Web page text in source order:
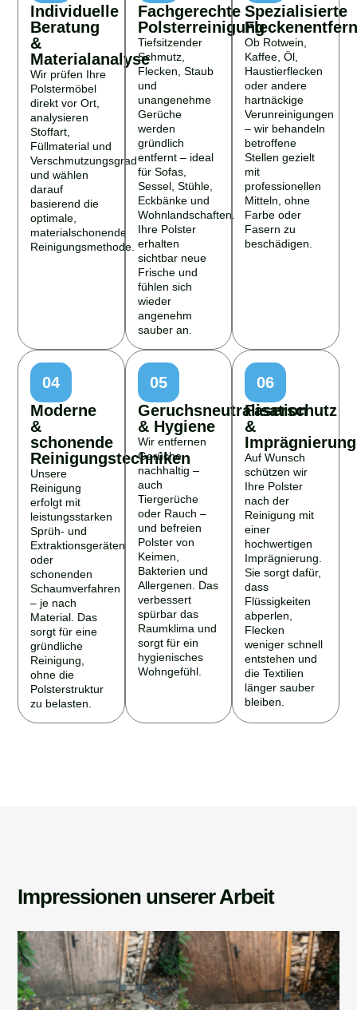
Individuelle
Beratung
&
Materialanalyse
Wir prüfen Ihre
Polstermöbel
direkt vor Ort,
analysieren
Stoffart,
Füllmaterial und
Verschmutzungsgrad
und wählen
darauf
basierend die
optimale,
materialschonende
Reinigungsmethode.
Fachgerechte
Polsterreinigung
Tiefsitzender
Schmutz,
Flecken, Staub
und
unangenehme
Gerüche
werden
gründlich
entfernt – ideal
für Sofas,
Sessel, Stühle,
Eckbänke und
Wohnlandschaften.
Ihre Polster
erhalten
sichtbar neue
Frische und
fühlen sich
wieder
angenehm
sauber an.
Spezialisierte
Ob Rotwein,
Kaffee, Öl,
Haustierflecken
oder andere
hartnäckige
Verunreinigungen
– wir behandeln
betroffene
Stellen gezielt
mit
professionellen
Mitteln, ohne
Farbe oder
Fasern zu
beschädigen.
04
Moderne
&
schonende
Reinigungstechniken
Unsere
Reinigung
erfolgt mit
leistungsstarken
Sprüh- und
Extraktionsgeräten
oder
schonenden
Schaumverfahren
– je nach
Material. Das
sorgt für eine
gründliche
Reinigung,
ohne die
Polsterstruktur
zu belasten.
05
Geruchsneutralisation
& Hygiene
Wir entfernen
Gerüche
nachhaltig –
auch
Tiergerüche
oder Rauch –
und befreien
Polster von
Keimen,
Bakterien und
Allergenen. Das
verbessert
spürbar das
Raumklima und
sorgt für ein
hygienisches
Wohngefühl.
06
Faserschutz
&
Imprägnierung
Auf Wunsch
schützen wir
Ihre Polster
nach der
Reinigung mit
einer
hochwertigen
Imprägnierung.
Sie sorgt dafür,
dass
Flüssigkeiten
abperlen,
Flecken
weniger schnell
entstehen und
die Textilien
länger sauber
bleiben.
Impressionen unserer Arbeit